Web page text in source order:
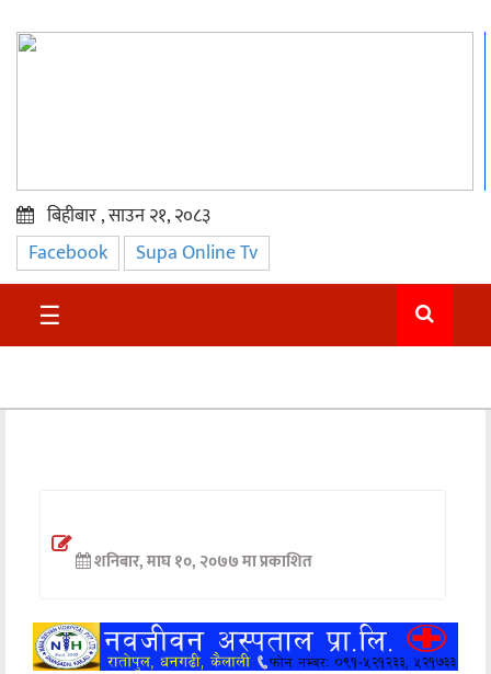
प्रमुख
समाचार
सुदुर
अन्तर्वार्ता
खेलकुद
मनोरञ्जन
बिहीबार , साउन २१, २०८३
Facebook Supa Online Tv
☰
शनिबार, माघ १०, २०७७ मा प्रकाशित